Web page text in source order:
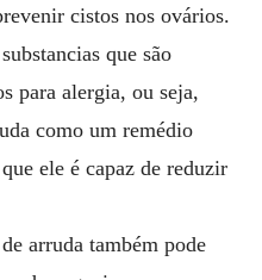
cistos nos ovários.
que são
para alergia, ou seja,
como um remédio
ele é capaz de reduzir
arruda também pode